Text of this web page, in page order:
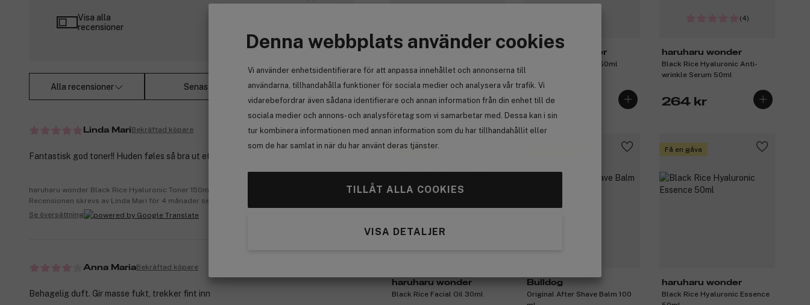
Denna webbplats använder cookies
Vi använder enhetsidentifierare för att anpassa innehållet och annonserna till
användarna, tillhandahålla funktioner för sociala medier och analysera vår trafik. Vi
vidarebefordrar även sådana identifierare och annan information från din enhet till de
sociala medier och annons- och analysföretag som vi samarbetar med. Dessa kan i sin
tur kombinera informationen med annan information som du har tillhandahållit eller
som de har samlat in när du har använt deras tjänster.
TILLÅT ALLA COOKIES
VISA DETALJER
150ml
248 kr
haruharu wonder
Black Bamboo Mist 150ml
393 kr
(4)
haruharu wonder
Black Rice Hyaluronic Anti-
wrinkle Serum 50ml
264 kr
Få en gåva
haruharu wonder
Black Rice Facial Oil 30ml
Bulldog
Original After Shave Balm 100
Få en gåva
haruharu wonder
Black Rice Hyaluronic Essence
Visa alla
recensioner
Alla recensioner Senast
Linda MariBekräftad köpare 0
Fantastisk god toner!! Huden føles så bra ut etterpå.
haruharu wonder Black Rice Hyaluronic Toner 150ml
Recensionen skrevs av Linda Mari för 4 månader sedan | cocopanda.no
Se översättning
Anna MariaBekräftad köpare
Behagelig duft. Gir masse fukt, trekker fint inn